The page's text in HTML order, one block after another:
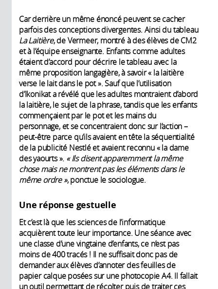
Car derrière un même énoncé peuvent se cacher
parfois des conceptions divergentes. Ainsi du tableau
La Laitière, de Vermeer, montré à des élèves de CM2
et à l’équipe enseignante. Enfants comme adultes
étaient d’accord pour décrire le tableau avec la
même proposition langagière, à savoir « la laitière
verse le lait dans le pot ». Sauf que l’utilisation
d’Ikonikat a révélé que les adultes montraient d’abord
la laitière, le sujet de la phrase, tandis que les enfants
commençaient par le pot et les mains du
personnage, et se concentraient donc sur l’action –
peut-être parce qu’ils avaient en tête la séquentialité
de la publicité Nestlé et avaient reconnu « la dame
des yaourts ». « Ils disent apparemment la même
chose mais ne montrent pas les éléments dans le
même ordre », ponctue le sociologue.
Une réponse gestuelle
Et c’est là que les sciences de l’informatique
acquièrent toute leur importance. Une séance avec
une classe d’une vingtaine d’enfants, ce n’est pas
moins de 400 tracés ! Il ne suffisait donc pas de
demander aux élèves d’annoter des feuilles de
papier calque posées sur une photocopie A4. Il fallait
un outil permettant de récolter puis de traiter ces